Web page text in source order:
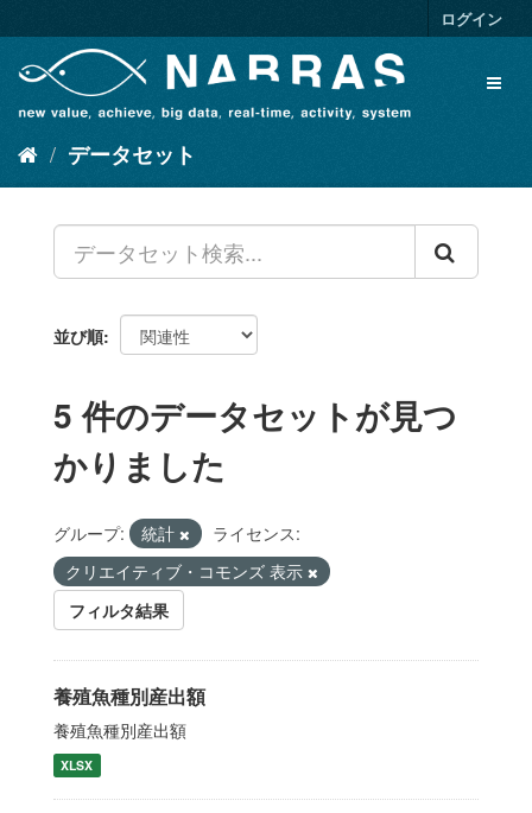
キ
ログイン
データセット
並び順
5 件のデータセットが見つ
かりました
グループ: 統計
ライセンス:
クリエイティブ・コモンズ 表示
フィルタ結果
養殖魚種別産出額
養殖魚種別産出額
XLSX